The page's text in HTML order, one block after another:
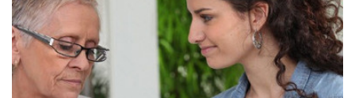
adecuada. En esta guía para principiantes, exploraremos
los aspectos fundamentales de la ayuda a la dependencia
en España.